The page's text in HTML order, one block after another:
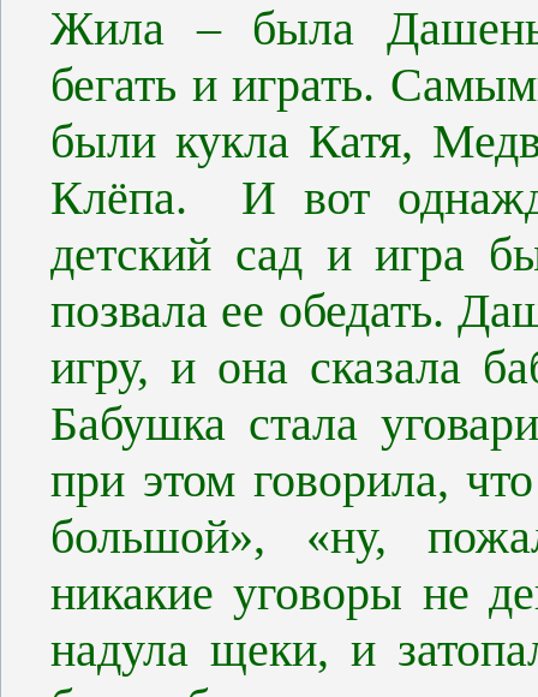
Жила – была
бегать и играть.
были кукла Катя,
Клёпа.
И вот
детский сад и игра
позвала ее обедать.
игру, и она сказала
Бабушка стала
при этом говорила,
большой», «ну,
никакие уговоры не
надула щеки, и